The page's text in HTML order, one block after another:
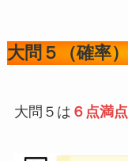
大問５（確率）
大問５は ６点満点